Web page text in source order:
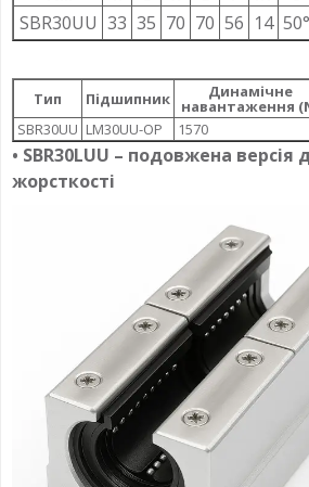
SBR30UU 33 35 70 70 56 14 50°
Тип Підшипник Динамічне
навантаження
SBR30UU LM30UU-OP 1570
• SBR30LUU – подовжена
жорсткості